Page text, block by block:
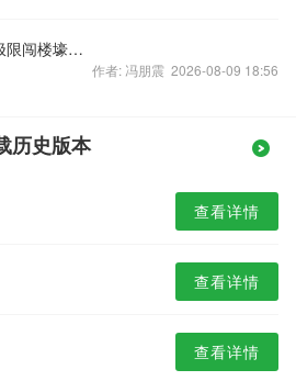
粽子万人斩《盗墓笔记》极限闯楼壕夺装备
作者: 冯朋震 2026-08-09 18:56
历史版本
查看详情
查看详情
查看详情